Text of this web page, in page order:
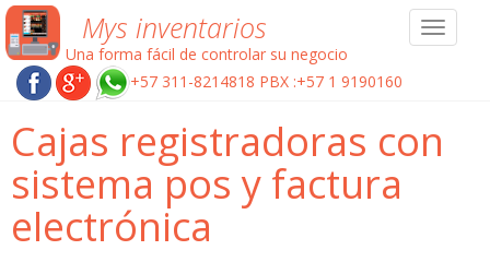
Toggle
Mys inventarios
Una forma fácil de controlar su negocio
+57 311-8214818 PBX :+57 1 9190160
Cajas registradoras con
sistema pos y factura
electrónica